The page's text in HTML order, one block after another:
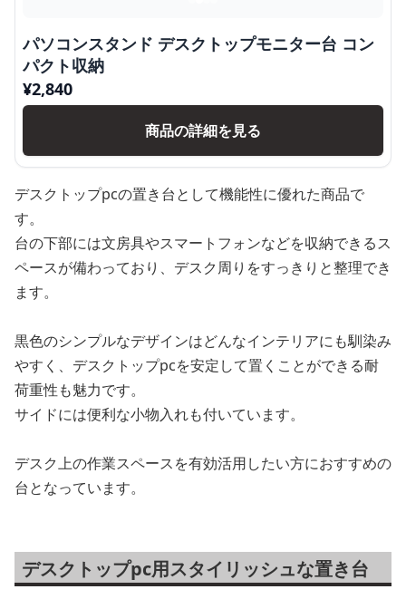
パソコンスタンド デスクトップモニター台 コン
パクト収納
¥2,840
商品の詳細を見る
デスクトップpcの置き台として機能性に優れた商品で
す。
台の下部には文房具やスマートフォンなどを収納できるス
ペースが備わっており、デスク周りをすっきりと整理でき
ます。
黒色のシンプルなデザインはどんなインテリアにも馴染み
やすく、デスクトップpcを安定して置くことができる耐
荷重性も魅力です。
サイドには便利な小物入れも付いています。
デスク上の作業スペースを有効活用したい方におすすめの
台となっています。
デスクトップpc用スタイリッシュな置き台